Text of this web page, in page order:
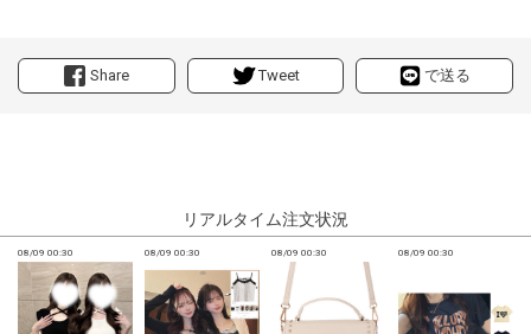
Share Tweet で送る
リアルタイム注文状況
08/09 00:30 08/09 00:30 08/09 00:30 08/09 00:30